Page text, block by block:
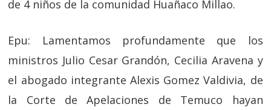
de 4 niños de la comunidad Huañaco Millao.
Epu: Lamentamos profundamente que los
ministros Julio Cesar Grandón, Cecilia Aravena y
el abogado integrante Alexis Gomez Valdivia, de
la Corte de Apelaciones de Temuco hayan